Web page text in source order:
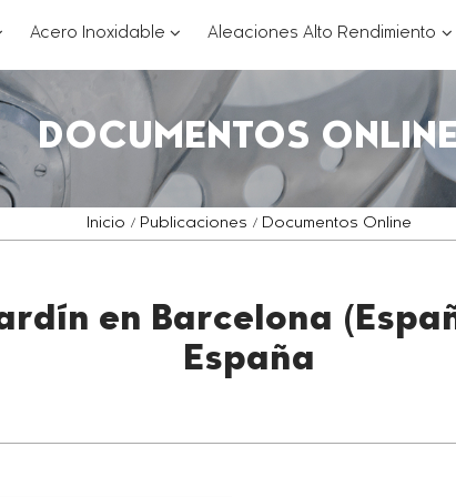
Acero Inoxidable???
Aleaciones Alto Rendimiento
DOCUMENTOS
Inicio Publicaciones Documentos Online
en Barcelona
España